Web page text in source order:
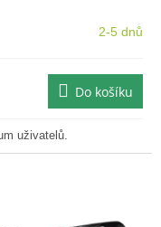
2-5 dnů
Do košíku
uživatelů.